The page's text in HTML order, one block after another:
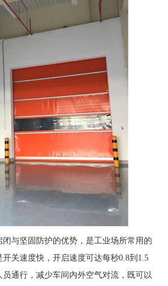
与坚固防护的优势，是工业场所常用的
关速度快，开启速度可达每秒0.8到1.5
通行，减少车间内外空气对流，既可以